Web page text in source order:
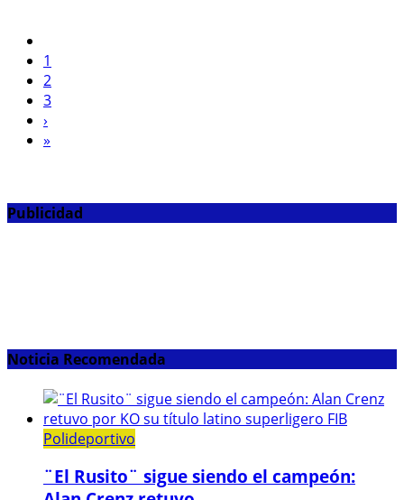
1
2
3
›
»
Publicidad
Noticia Recomendada
Polideportivo
¨El Rusito¨ sigue siendo el campeón: